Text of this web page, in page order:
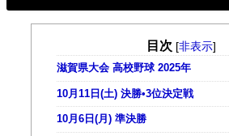
目次 [非表示]
滋賀県大会 高校野球 2025年
10月11日(土) 決勝•3位決定戦
10月6日(月) 準決勝